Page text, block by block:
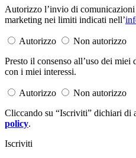
Autorizzo l’invio di comunicazioni
marketing nei limiti indicati nell’
Autorizzo
Non autorizzo
Presto il consenso all’uso dei
con i miei interessi.
Autorizzo
Non autorizzo
Cliccando su “Iscriviti” dichiari di
policy.
Iscriviti